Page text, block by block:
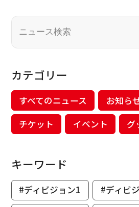
カテゴリー
すべてのニュース お知ら
チケット
イベント グ
キーワード
#ディビジョン1
#ディビ